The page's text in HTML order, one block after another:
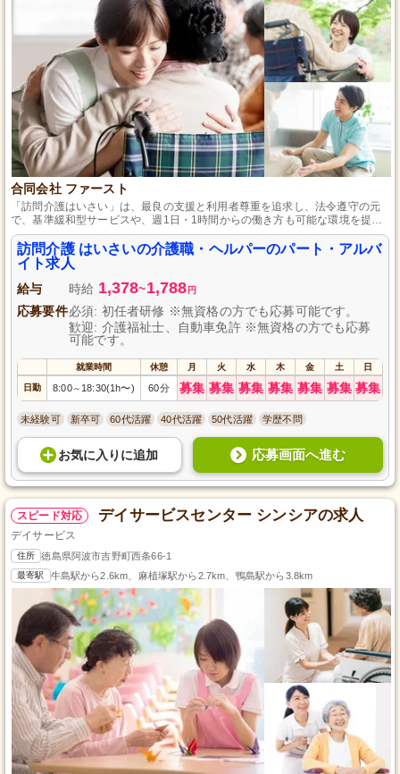
合同会社 ファースト
「訪問介護はいさい」は、最良の支援と利用者尊重を追求し、法令遵守の元
で、基準緩和型サービスや、週1日・1時間からの働き方も可能な環境を提供
しています。
訪問介護 はいさいの介護職・ヘルパーのパート・アルバ
イト求人
給与 時給 1,378~1,788 円
応募要件必須: 初任者研修 ※無資格の方でも応募可能です。
歓迎: 介護福祉士、自動車免許 ※無資格の方でも応募
可能です。
就業時間 休憩 月 火 水 木 金 土 日
日勤 8:00～ 18:30(1h〜) 60分 募集 募集 募集 募集 募集 募集 募集
未経験可 新卒可 60代活躍 40代活躍 50代活躍 学歴不問
お気に入り に追加 応募画面へ進む
スピード対応 デイサービスセンター シンシアの求人
デイサービス
住所 徳島県阿波市吉野町西条66-1
最寄駅 牛島駅から2.6km、麻植塚駅から2.7km、鴨島駅から3.8km